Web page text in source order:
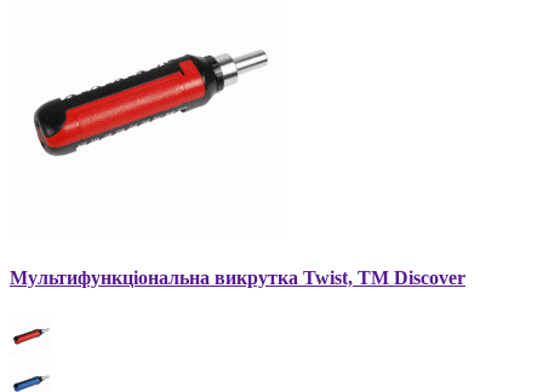
Мультифункціональна викрутка Twist, TM Discover